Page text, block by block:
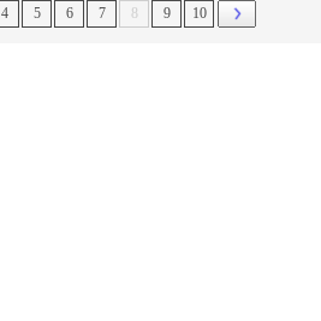
4 5 6 7 8 9 10